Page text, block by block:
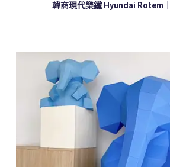
韓商現代樂鐵 Hyundai Rotem